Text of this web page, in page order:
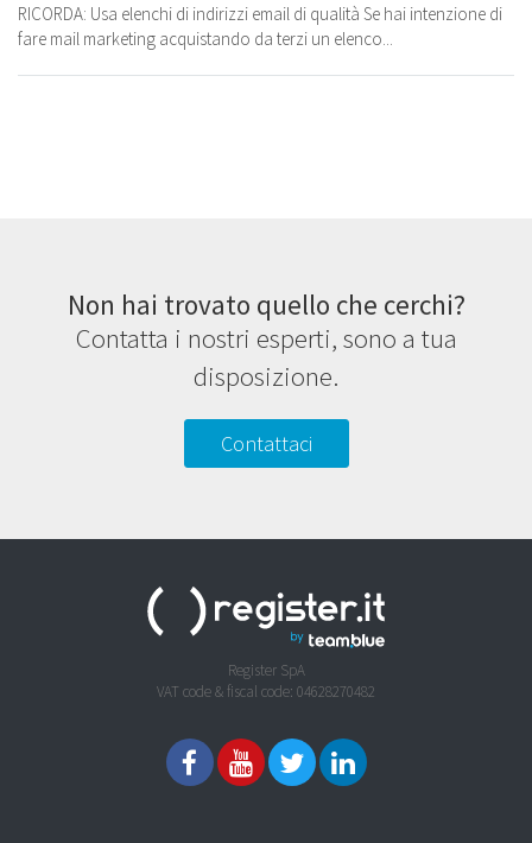
RICORDA: Usa elenchi di indirizzi email di qualità Se hai intenzione di
fare mail marketing acquistando da terzi un elenco...
Non hai trovato quello che cerchi?
Contatta i nostri esperti, sono a tua
disposizione.
Contattaci
Register SpA
VAT code & fiscal code: 04628270482